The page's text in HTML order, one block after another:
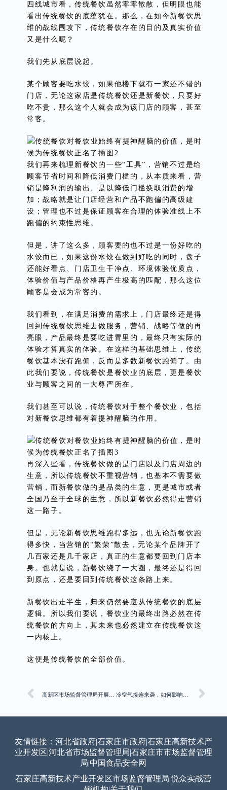
四线城市看，传统餐饮虽然零零散散，但明眼也能
看出传统餐饮的底蕴犹在。那么，在如今新餐饮思
维的战线围攻下，传统餐饮存在的目的及真实价值
又是什么呢？
我们先从底层说起。
某个顾客要吃水饺，如果他楼下就有一家还不错的
门店，无论这家店是传统餐饮还是新餐饮，只要好
吃不贵，那么这个人就会成为该门店的顾客，甚至
常客。
我们再来梳理新餐饮的一些“工具”，营销不过是给
顾客节省时间和降低消费门槛的，从本质来看，营
销是降利润的输出、是以降低门槛换取消费的增
加；战略就是让门店经营和产品不跑偏的高级建
设；管理也不过是保证顾客在合理的体验准线上不
跑偏的约束性思维。
但是，讲了这么多，顾客要的也不过是一份好吃的
水饺而已，如果这份水饺在做到好吃的同时，盘子
还能好看点、门店卫生干净点、环境体验优质点，
体验价值与产品价格再产生极高的匹配，那么这位
顾客是会成为常客的。
我们看到，在满足消费的需求上，门店最终还是得
回到传统餐饮思维去做服务，营销、战略等做的再
亮眼，产品最终是要吃进胃里的，最终只有实际的
体验才算真实的体验。在这样的基础思维上，传统
餐饮基本没有跑偏，反而是多数新餐饮跑偏了。由
此我们要说，传统餐饮是餐饮业的底层，更是餐饮
业与顾客之间的一大尊严所在。
我们甚至可以说，传统餐饮对于整个餐饮业，包括
对新餐饮思维都有着提神醒脑的作用。
再深入些看，传统餐饮做的是门店以及门店周边的
生意，所以传统餐饮不重视营销，也基本不需要做
营销，而新餐饮做的是品类的生意，更是城市或者
全国乃至于全球的生意，所以新餐饮必然得走营销
这一路子。
但是，无论新餐饮思维跑得多远，也无论新餐饮跑
得多快，当营销的“繁荣”散去，无论某个品牌开了
几百家还是几千家店，真正的生意都要回到门店本
身。也就是说，新餐饮绕了一大圈，最终还是得回
到原点，还是要回到传统餐饮这条路上来。
新餐饮出走半生，归来仍然要遵从传统餐饮的底层
逻辑。所以我们要说，餐饮业的最终出路必然在传
统餐饮的方向上，其未来也必然建立在传统餐饮这
一内核上。
这便是传统餐饮的全部价值。
友情链接： 河北省政府|石家庄市政府|石家庄高新技术产
业开发区|河北省市场监督管理局|石家庄市市场监督管理
局|中国食品安全网
石家庄高新技术产业开发区市场监督管理局|悦众实战营